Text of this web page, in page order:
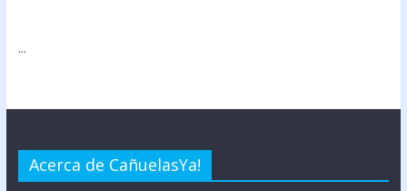
...
Acerca de CañuelasYa!